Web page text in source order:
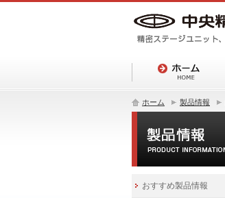
ホーム 製品情報
おすすめ製品情報